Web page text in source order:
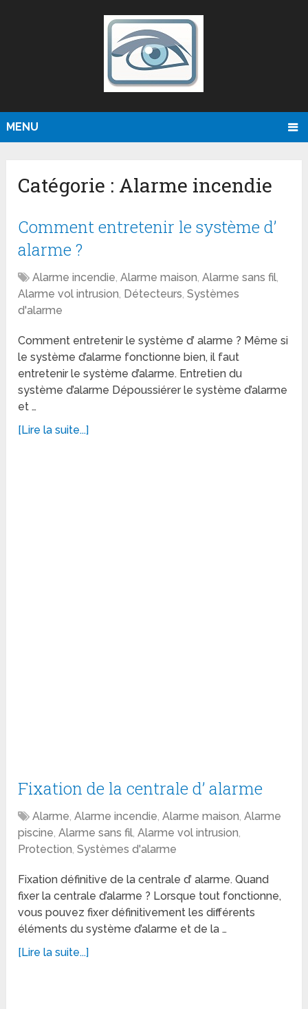
MENU
Catégorie : Alarme incendie
Comment entretenir le système d’
alarme ?
Alarme incendie,Alarme maison,Alarme sans fil,
Alarme vol intrusion, Détecteurs,Systèmes
d'alarme
Comment entretenir le système d’ alarme ? Même si
le système d’alarme fonctionne bien, il faut
entretenir le système d’alarme. Entretien du
système d’alarme Dépoussiérer le système d’alarme
et …
[Lire la suite...]
Fixation de la centrale d’ alarme
Alarme,Alarme incendie,Alarme maison,Alarme
piscine,Alarme sans fil,Alarme vol intrusion,
Protection,Systèmes d'alarme
Fixation définitive de la centrale d’ alarme. Quand
fixer la centrale d’alarme ? Lorsque tout fonctionne,
vous pouvez fixer définitivement les différents
éléments du système d’alarme et de la …
[Lire la suite...]